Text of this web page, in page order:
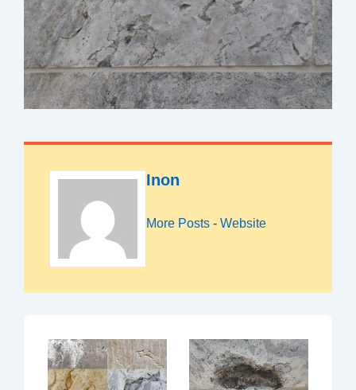
Inon
More Posts - Website